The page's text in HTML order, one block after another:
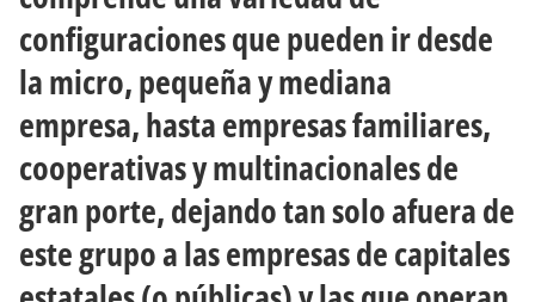
n
e
v
n
e
v
configuraciones que pueden ir desde
la micro, pequeña y mediana
empresa, hasta empresas familiares,
cooperativas y multinacionales de
gran porte, dejando tan solo afuera de
este grupo a las empresas de capitales